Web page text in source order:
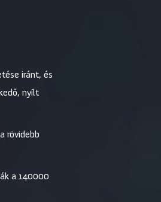
iránt, és
nyílt
rövidebb
a 140000